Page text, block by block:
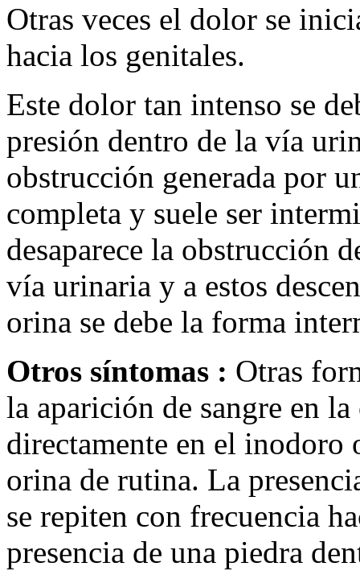
Otras veces el dolor se
hacia los genitales.
Este dolor tan intenso se
presión dentro de la vía
obstrucción generada por
completa y suele ser
desaparece la obstrucción
vía urinaria y a estos
orina se debe la forma
Otros síntomas : Otras
la aparición de sangre en
directamente en el inodoro
orina de rutina. La
se repiten con frecuencia
presencia de una piedra